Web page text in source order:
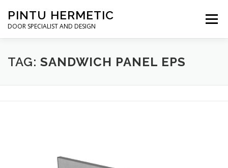
content
PINTU HERMETIC
DOOR SPECIALIST AND DESIGN
Menu
HOME MOT RUANG OPERASI PINTU HERMETIC
TAG: SANDWICH PANEL EPS